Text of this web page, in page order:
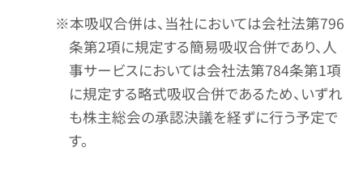
※本吸収合併は、当社においては会社法第796
条第2項に規定する簡易吸収合併であり、人
事サービスにおいては会社法第784条第1項
に規定する略式吸収合併であるため、いずれ
も株主総会の承認決議を経ずに行う予定で
す。